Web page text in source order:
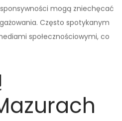
mogą zniechęcać
Często spotykanym
społecznościowymi, co